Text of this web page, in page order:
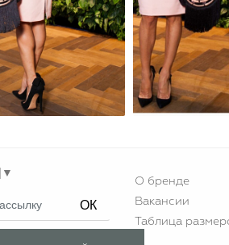
▼
ОК
О бренде
Вакансии
Таблица